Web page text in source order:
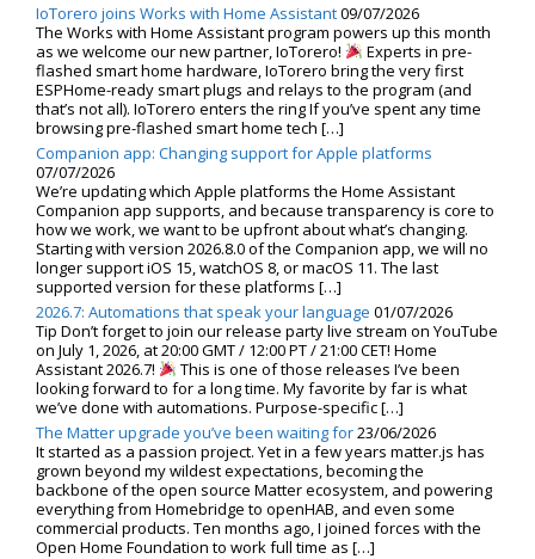
IoTorero joins Works with Home Assistant09/07/2026
The Works with Home Assistant program powers up this month
as we welcome our new partner, IoTorero!
Experts in pre-
flashed smart home hardware, IoTorero bring the very first
ESPHome-ready smart plugs and relays to the program (and
that’s not all). IoTorero enters the ring If you’ve spent any time
browsing pre-flashed smart home tech […]
Companion app: Changing support for Apple platforms
07/07/2026
We’re updating which Apple platforms the Home Assistant
Companion app supports, and because transparency is core to
how we work, we want to be upfront about what’s changing.
Starting with version 2026.8.0 of the Companion app, we will no
longer support iOS 15, watchOS 8, or macOS 11. The last
supported version for these platforms […]
2026.7: Automations that speak your language 01/07/2026
Tip Don’t forget to join our release party live stream on YouTube
on July 1, 2026, at 20:00 GMT / 12:00 PT / 21:00 CET! Home
Assistant 2026.7!
This is one of those releases I’ve been
looking forward to for a long time. My favorite by far is what
we’ve done with automations. Purpose-specific […]
The Matter upgrade you’ve been waiting for23/06/2026
It started as a passion project. Yet in a few years matter.js has
grown beyond my wildest expectations, becoming the
backbone of the open source Matter ecosystem, and powering
everything from Homebridge to openHAB, and even some
commercial products. Ten months ago, I joined forces with the
Open Home Foundation to work full time as […]